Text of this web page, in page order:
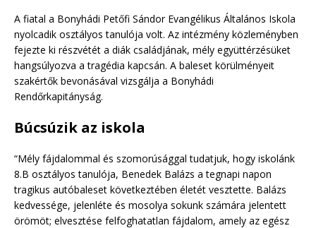
A fiatal a Bonyhádi Petőfi Sándor Evangélikus Általános Iskola
nyolcadik osztályos tanulója volt. Az intézmény közleményben
fejezte ki részvétét a diák családjának, mély együttérzésüket
hangsúlyozva a tragédia kapcsán. A baleset körülményeit
szakértők bevonásával vizsgálja a Bonyhádi
Rendőrkapitányság.
Búcsúzik az iskola
“Mély fájdalommal és szomorúsággal tudatjuk, hogy iskolánk
8.B osztályos tanulója, Benedek Balázs a tegnapi napon
tragikus autóbaleset következtében életét vesztette. Balázs
kedvessége, jelenléte és mosolya sokunk számára jelentett
örömöt; elvesztése felfoghatatlan fájdalom, amely az egész